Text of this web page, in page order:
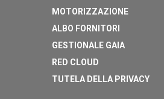
MOTORIZZAZIONE
ALBO FORNITORI
GESTIONALE GAIA
RED CLOUD
TUTELA DELLA PRIVACY